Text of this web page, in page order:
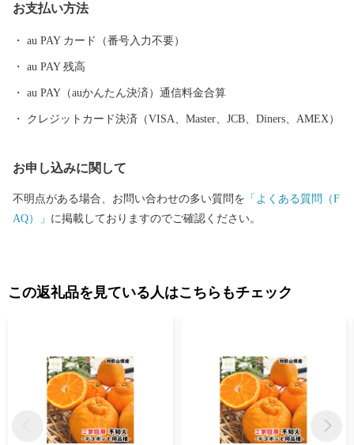
ぐろとは、捕獲後、冷凍でなく冷蔵（生）で運ばれたまぐろのこ
県内一で、温泉宿も日帰り温泉もたくさん。 おだやかな太平洋を
眺めながら、ゆったり、ほっこりしてみませんか？
お支払い方法
au PAY カード（番号入力不要）
au PAY 残高
au PAY（auかんたん決済）通信料金合算
クレジットカード決済（VISA、Master、JCB、Diners、AMEX）
お申し込みに関して
不明点がある場合、お問い合わせの多い質問を 「よくある質問（F
AQ）」 に掲載しておりますのでご確認ください。
この返礼品を見ている人はこちらもチェック